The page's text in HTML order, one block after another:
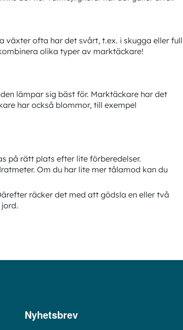
ofta har det svårt, t.ex. i skugga eller full
olika typer av marktäckare!
lämpar sig bäst för. Marktäckare har det
har också blommor, till exempel
på rätt plats efter lite förberedelser.
Om du har lite mer tålamod kan du
räcker det med att gödsla en eller två
Nyhetsbrev